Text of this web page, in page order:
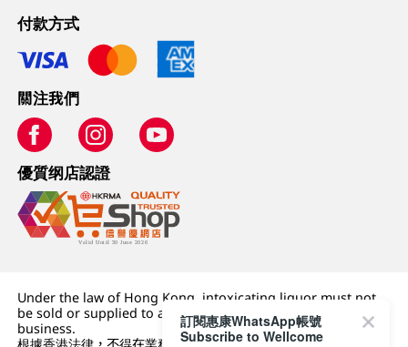
付款方式
關注我們
優質纲店認證
Under the law of Hong Kong, intoxicating liquor must not
be sold or supplied to a minor (under 18) in the course of
business.
訂閱惠康WhatsApp帳號
Subscribe to Wellcome